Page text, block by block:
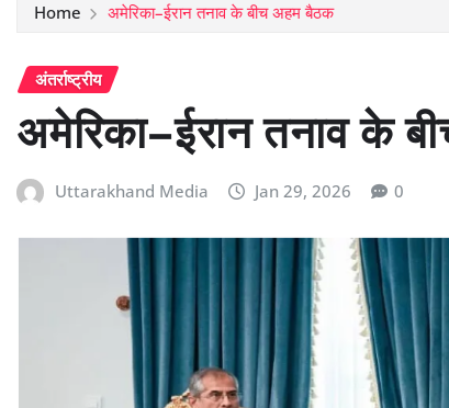
Home अमेरिका–ईरान तनाव के बीच अहम बैठक
अंतर्राष्ट्रीय
अमेरिका–ईरान तनाव के
Uttarakhand Media Jan 29, 2026 0